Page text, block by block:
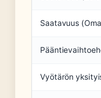
Saatavuus
Vyötärön